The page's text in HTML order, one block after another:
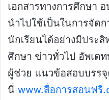
เอกสารทางการศึกษา
นำไปใช้เป็นในการจัด
นักเรียนได้อย่างมีประ
ศึกษา ข่าวทั่วไป อัพเด
ผู้ช่วย แนวข้อสอบบรร
นี่ www.สื่อการสอนฟรี